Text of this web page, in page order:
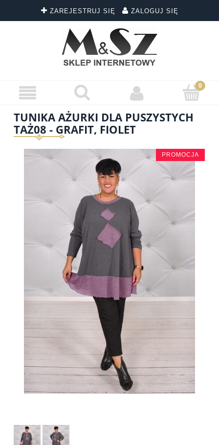
ZAREJESTRUJ SIĘ ZALOGUJ SIĘ
TUNIKA AŻURKI DLA PUSZYSTYCH
TAŻ08 - GRAFIT, FIOLET
PROMOCJA